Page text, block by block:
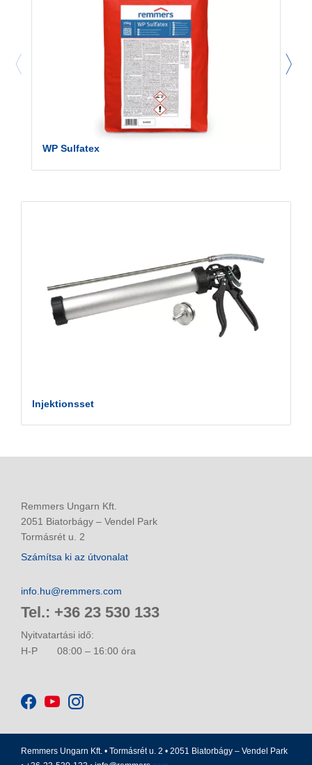
WP Sulfatex
Injektionsset
Remmers Ungarn Kft.
2051 Biatorbágy – Vendel Park
Tormásrét u. 2
Számítsa ki az útvonalat
info.hu@remmers.com
Tel.: +36 23 530 133
Nyitvatartási idő:
H-P
08:00 – 16:00 óra
Remmers Ungarn Kft. • Tormásrét u. 2 • 2051 Biatorbágy – Vendel Park